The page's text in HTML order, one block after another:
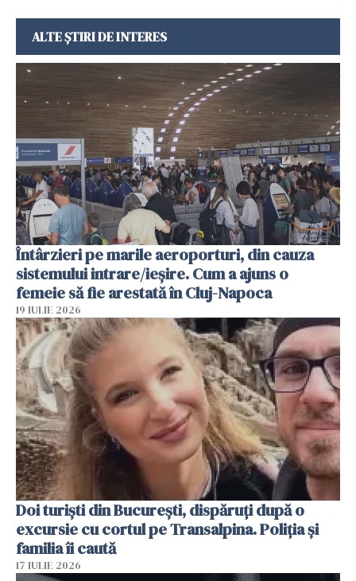
ALTE ȘTIRI DE INTERES
Întârzieri pe marile aeroporturi, din cauza
sistemului intrare/ieșire. Cum a ajuns o
femeie să fie arestată în Cluj-Napoca
19 IULIE 2026
Doi turiști din București, dispăruți după o
excursie cu cortul pe Transalpina. Poliția și
familia îi caută
17 IULIE 2026